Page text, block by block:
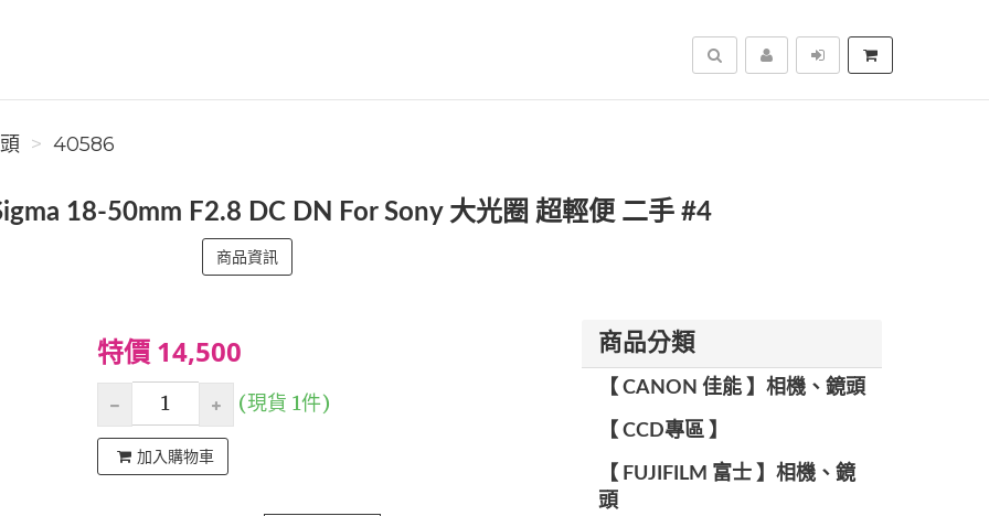
搜尋
40586
18-50mm F2.8 DC DN For Sony 大光圈 超輕便 二手 #4
商品資訊
特價 14,500
(現貨 1件)
加入購物車
商品分類
【 CANON 佳能 】相機、鏡頭
【 CCD專區 】
【 FUJIFILM 富士 】相機、鏡
頭